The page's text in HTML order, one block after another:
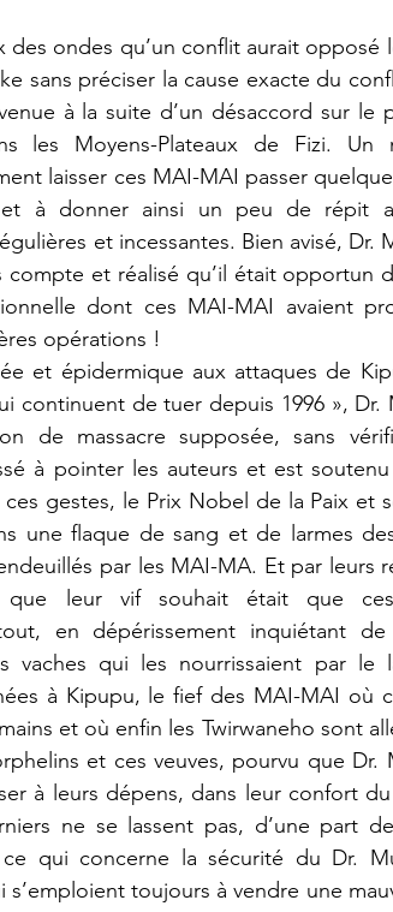
sans préciser la cause exacte du
à la suite d’un désaccord sur le
les Moyens-Plateaux de Fizi. Un
laisser ces MAI-MAI passer
à donner ainsi un peu de répit
et incessantes. Bien avisé, Dr.
compte et réalisé qu’il était opportun
dont ces MAI-MAI avaient
opérations !
continuent de tuer depuis 1996 », Dr.
de massacre supposée, sans
à pointer les auteurs et est
gestes, le Prix Nobel de la Paix et
une flaque de sang et de larmes
par les MAI-MA. Et par leurs
leur vif souhait était que
en dépérissement inquiétant
qui les nourrissaient par le
à Kipupu, le fief des MAI-MAI où
et où enfin les Twirwaneho sont
et ces veuves, pourvu que Dr.
à leurs dépens, dans leur confort
ne se lassent pas, d’une part
qui concerne la sécurité du Dr.
toujours à vendre une